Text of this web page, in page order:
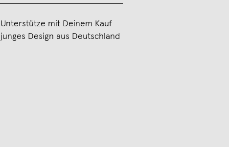
Unterstütze mit Deinem Kauf
junges Design aus Deutschland